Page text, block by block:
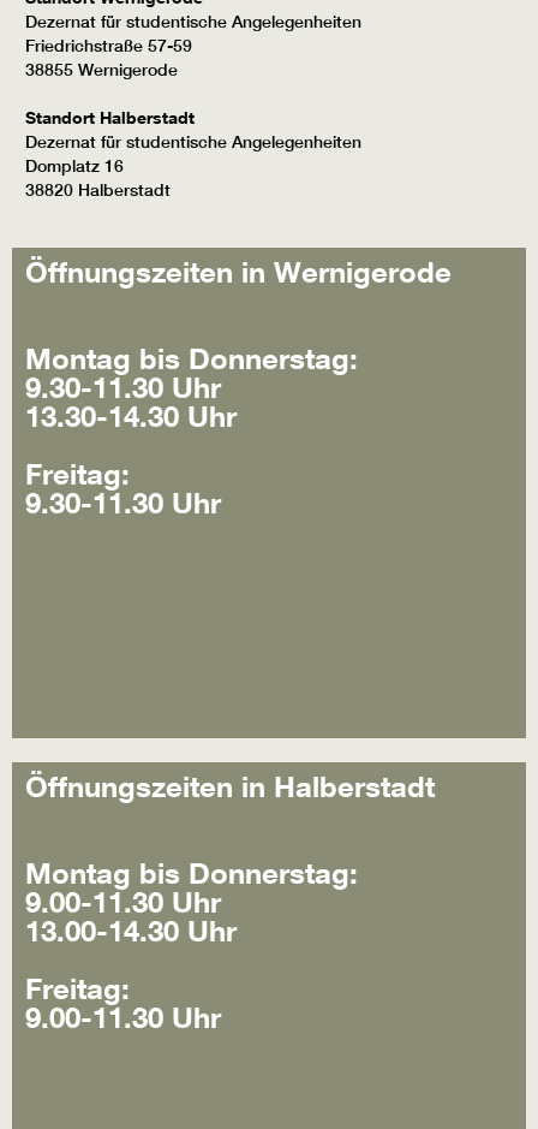
Dezernat für studentische Angelegenheiten
Friedrichstraße 57-59
38855 Wernigerode
Standort Halberstadt
Dezernat für studentische Angelegenheiten
Domplatz 16
38820 Halberstadt
Öffnungszeiten in Wernigerode
Montag bis Donnerstag:
9.30-11.30 Uhr
13.30-14.30 Uhr
Freitag:
9.30-11.30 Uhr
Öffnungszeiten in Halberstadt
Montag bis Donnerstag:
9.00-11.30 Uhr
13.00-14.30 Uhr
Freitag:
9.00-11.30 Uhr